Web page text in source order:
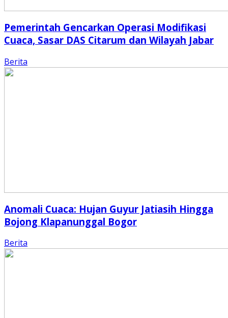
Pemerintah Gencarkan Operasi Modifikasi
Cuaca, Sasar DAS Citarum dan Wilayah Jabar
Berita
Anomali Cuaca: Hujan Guyur Jatiasih Hingga
Bojong Klapanunggal Bogor
Berita